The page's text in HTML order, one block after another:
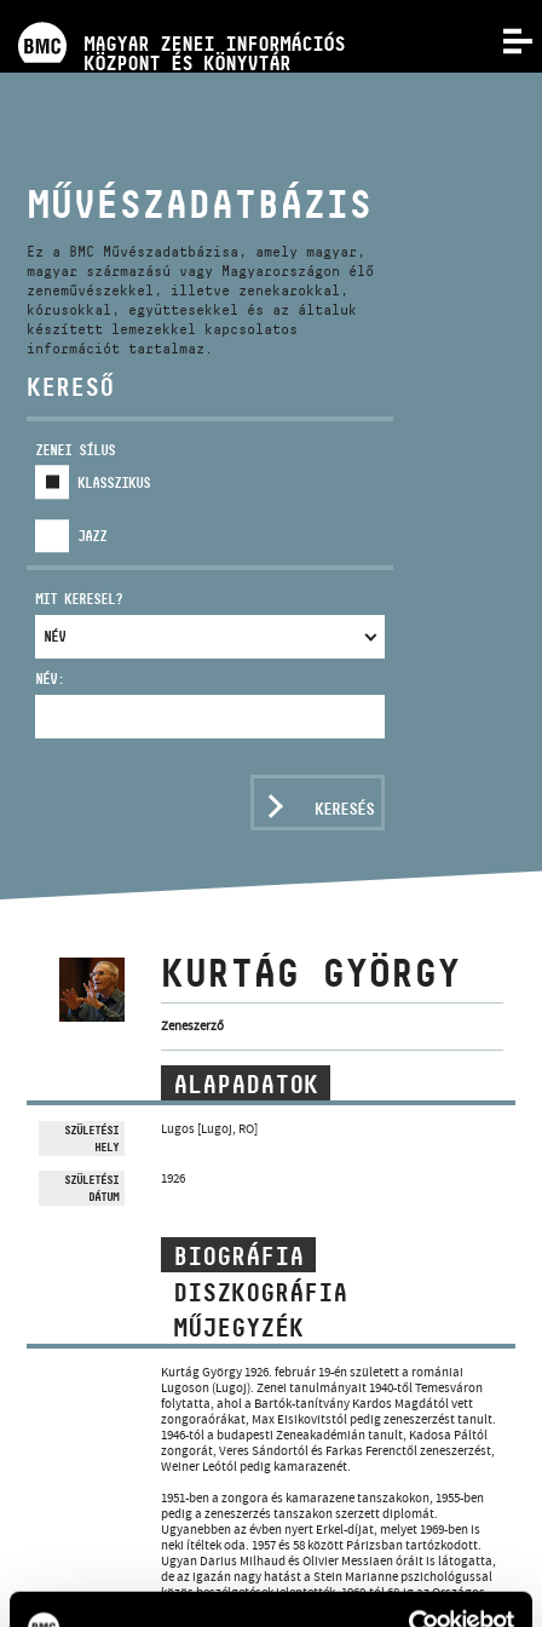
MAGYAR ZENEI INFORMÁCIÓS
KÖZPONT ÉS KÖNYVTÁR
KÉPZÉSEK
KIADVÁNYOK
RÓLUNK
KAPCSOLAT
VIDEÓ GALÉRIA
NYITVA TARTÁS
MŰVÉSZADATBÁZIS
ZENEMŰ-ADATBÁZIS
MŰVÉSZADATBÁZIS
Ez a BMC Művészadatbázisa, amely magyar,
magyar származású vagy Magyarországon élő
zeneművészekkel, illetve zenekarokkal,
kórusokkal, együttesekkel és az általuk
készített lemezekkel kapcsolatos
információt tartalmaz.
KERESŐ
ZENEI SÍLUS
KLASSZIKUS
JAZZ
MIT KERESEL?
NÉV:
KERESÉS
KURTÁG GYÖRGY
Zeneszerző
ALAPADATOK
SZÜLETÉSI
HELY
Lugos [Lugoj, RO]
SZÜLETÉSI
DÁTUM
1926
BIOGRÁFIA
DISZKOGRÁFIA
MŰJEGYZÉK
Kurtág György 1926. február 19-én született a romániai
Lugoson (Lugoj). Zenei tanulmányait 1940-től Temesváron
folytatta, ahol a Bartók-tanítvány Kardos Magdától vett
zongoraórákat, Max Eisikovitstól pedig zeneszerzést tanult.
1946-tól a budapesti Zeneakadémián tanult, Kadosa Páltól
zongorát, Veres Sándortól és Farkas Ferenctől zeneszerzést,
Weiner Leótól pedig kamarazenét.
1951-ben a zongora és kamarazene tanszakokon, 1955-ben
pedig a zeneszerzés tanszakon szerzett diplomát.
Ugyanebben az évben nyert Erkel-díjat, melyet 1969-ben is
neki ítéltek oda. 1957 és 58 között Párizsban tartózkodott.
Ugyan Darius Milhaud és Olivier Messiaen óráit is látogatta,
de az igazán nagy hatást a Stein Marianne pszichológussal
közös beszélgetések jelentették. 1960-tól 68-ig az Országos